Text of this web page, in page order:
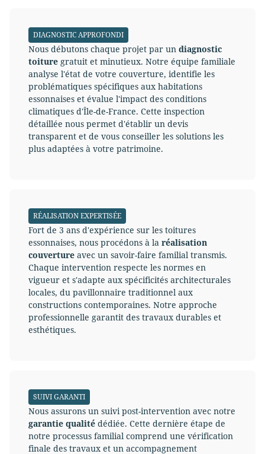
DIAGNOSTIC APPROFONDI
Nous débutons chaque projet par un diagnostic
toiture gratuit et minutieux. Notre équipe familiale
analyse l'état de votre couverture, identifie les
problématiques spécifiques aux habitations
essonnaises et évalue l'impact des conditions
climatiques d'Île-de-France. Cette inspection
détaillée nous permet d'établir un devis
transparent et de vous conseiller les solutions les
plus adaptées à votre patrimoine.
RÉALISATION EXPERTISÉE
Fort de 3 ans d'expérience sur les toitures
essonnaises, nous procédons à la réalisation
couverture avec un savoir-faire familial transmis.
Chaque intervention respecte les normes en
vigueur et s'adapte aux spécificités architecturales
locales, du pavillonnaire traditionnel aux
constructions contemporaines. Notre approche
professionnelle garantit des travaux durables et
esthétiques.
SUIVI GARANTI
Nous assurons un suivi post-intervention avec notre
garantie qualité dédiée. Cette dernière étape de
notre processus familial comprend une vérification
finale des travaux et un accompagnement